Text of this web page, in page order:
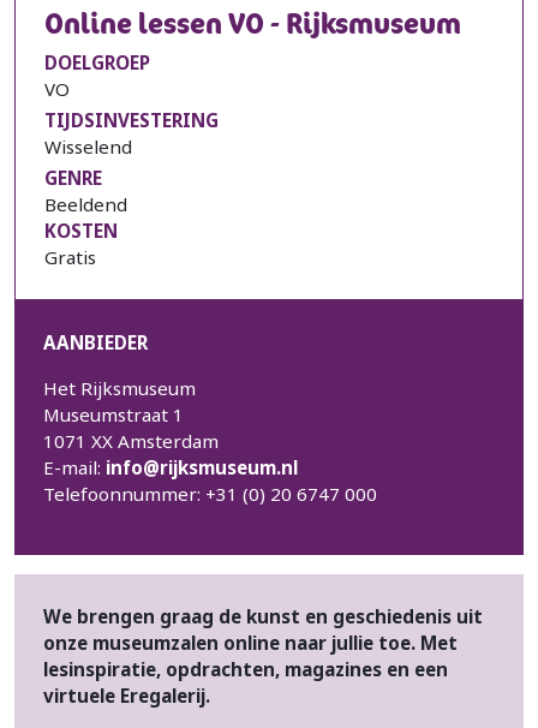
Online lessen VO - Rijksmuseum
DOELGROEP
VO
TIJDSINVESTERING
Wisselend
GENRE
Beeldend
KOSTEN
Gratis
AANBIEDER
Het Rijksmuseum
Museumstraat 1
1071 XX Amsterdam
E-mail: info@rijksmuseum.nl
Telefoonnummer: +31 (0) 20 6747 000
We brengen graag de kunst en geschiedenis uit
onze museumzalen online naar jullie toe. Met
lesinspiratie, opdrachten, magazines en een
virtuele Eregalerij.